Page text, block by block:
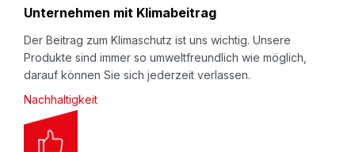
Unternehmen mit Klimabeitrag
Der Beitrag zum Klimaschutz ist uns wichtig. Unsere
Produkte sind immer so umweltfreundlich wie möglich,
darauf können Sie sich jederzeit verlassen.
Nachhaltigkeit